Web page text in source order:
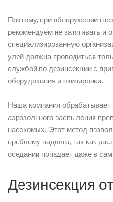
Поэтому, при обнаружении
рекомендуем не затягивать и
специализированную
улей должна проводиться
службой по дезинсекции с
оборудования и экипировки.
Наша компания обрабатывает
аэрозольного распыления
насекомых. Этот метод
проблему надолго, так как
оседании попадает даже в
Дезинсекция